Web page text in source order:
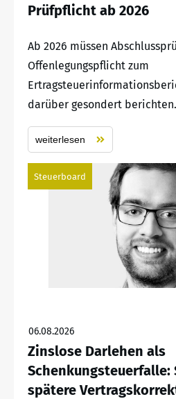
Prüfpflicht ab 2026
Ab 2026 müssen
Offenlegungspflicht zum
darüber gesondert berichten.
weiterlesen
Steuerboard
06.08.2026
Zinslose Darlehen als
spätere